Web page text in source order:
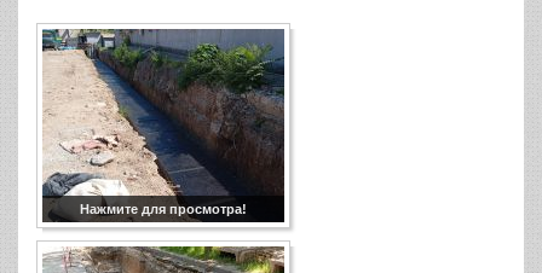
Нажмите для просмотра!